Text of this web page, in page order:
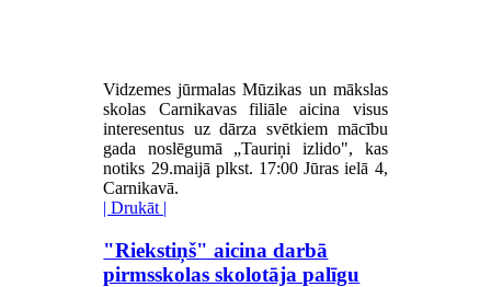
Vidzemes jūrmalas Mūzikas un mākslas
skolas Carnikavas filiāle aicina visus
interesentus uz dārza svētkiem mācību
gada noslēgumā „Tauriņi izlido", kas
notiks 29.maijā plkst. 17:00 Jūras ielā 4,
Carnikavā.
| Drukāt |
"Riekstiņš" aicina darbā
pirmsskolas skolotāja palīgu